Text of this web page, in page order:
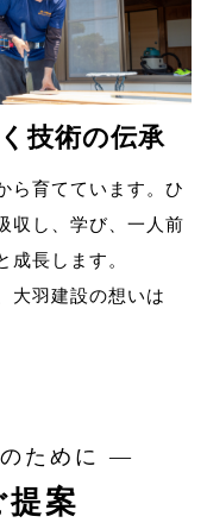
技術の伝承
ら育てています。ひ
収し、学び、一人前
長します。
大羽建設の想いは
のために ―
提案